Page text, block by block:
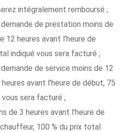
intégralement remboursé ;
de prestation moins de
12 heures avant l’heure de
indiqué vous sera facturé ;
de service moins de 12
avant l’heure de début, 75
sera facturé ;
de 3 heures avant l’heure de
100 % du prix total